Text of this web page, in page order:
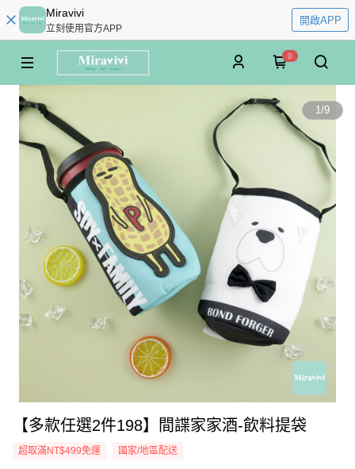
Miravivi
立刻使用官方APP
開啟APP
0
1/9
【多款任選2件198】間諜家家酒-飲料提袋
超取滿NT$499免運 國家/地區配送